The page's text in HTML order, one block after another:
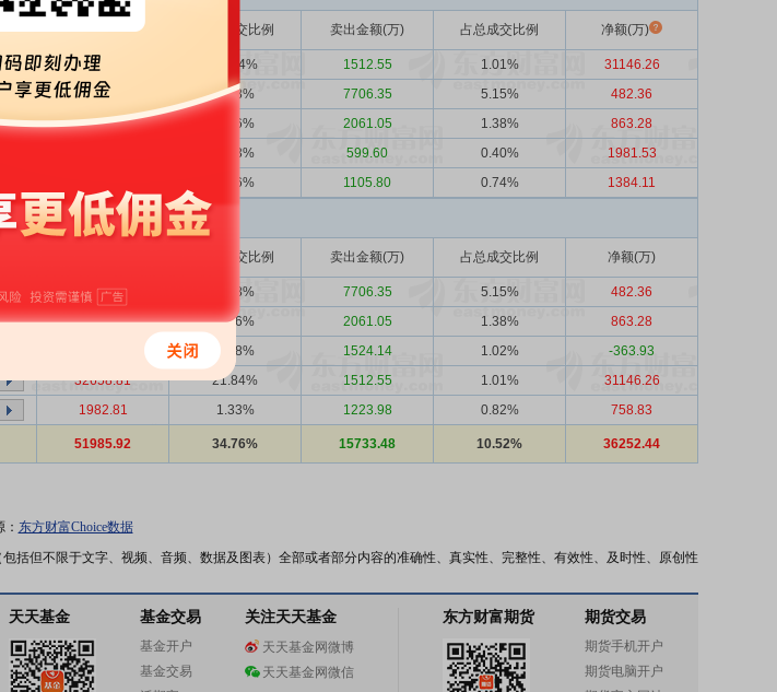
买入金额(万) 占总成交比例 卖出金额(万) 占总成交比例 净额(万)
32658.81 21.84% 1512.55 1.01%
31146.26
8188.71 5.48% 7706.35 5.15%
482.36
2924.34 1.96% 2061.05 1.38%
863.28
1.73% 599.60 0.40%
1981.53
1.66% 1105.80 0.74% 1384.11
占总成交比例 卖出金额(万) 占总成交比例 净额(万)
8188.71 5.48% 7706.35 5.15%
482.36
2924.34 1.96% 2061.05 1.38%
863.28
0.78% 1524.14 1.02%
-363.93
32658.81 21.84% 1512.55 1.01%
31146.26
1982.81 1.33% 1223.98 0.82% 758.83
51985.92 34.76% 15733.48 10.52% 36252.44
东方财富Choice数据
括但不限于文字、视频、音频、数据及图表）全部或者部分内容的准确性、真实性、完整性、有效性、及时性、原创性